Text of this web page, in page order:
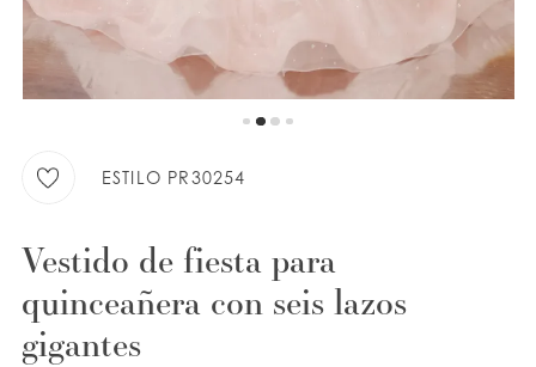
LISTA DE DESEOS
ESTILO PR30254
Vestido de fiesta para
quinceañera con seis lazos
gigantes